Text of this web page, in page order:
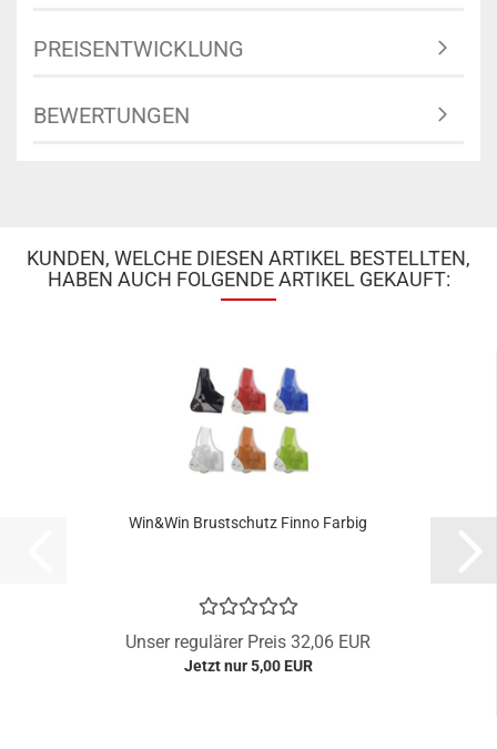
PREISENTWICKLUNG
BEWERTUNGEN
KUNDEN, WELCHE DIESEN ARTIKEL BESTELLTEN,
HABEN AUCH FOLGENDE ARTIKEL GEKAUFT:
Win&Win Brustschutz Finno Farbig
Unser regulärer Preis 32,06 EUR
Jetzt nur 5,00 EUR